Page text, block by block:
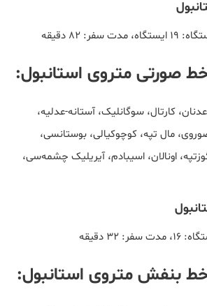
۸۲ دقیقه
صورتی متروی استانبول:
کارتال، سوگانلیک، آستانه-عدلیه،
مال تپه، کوچوکیالی، بوستانسی،
اونالان، اسیبادم، آیریلیک چشمه‌سی،
دقیقه
بنفش متروی استانبول: